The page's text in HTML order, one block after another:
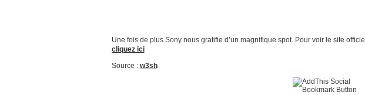
Une fois de plus Sony nous gratifie d’un magnifique spot. Pour voir le site officiel
cliquez ici
Source : w3sh